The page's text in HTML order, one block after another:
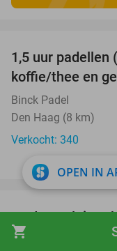
shopping_cart
1,5 uur padellen
koffie/thee en
Binck Padel
Den Haag (8 km)
Verkocht: 340
60 dagen
luisteruren)
OPEN IN